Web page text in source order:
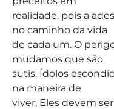
realidade, pois a
no caminho da vida
de cada um. O
mudamos que são
sutis. Ídolos
na maneira de
viver, Eles devem